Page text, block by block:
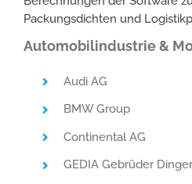
Packungsdichten und
Automobilindustrie &
Audi AG
BMW Group
Continental AG
GEDIA Gebrüder